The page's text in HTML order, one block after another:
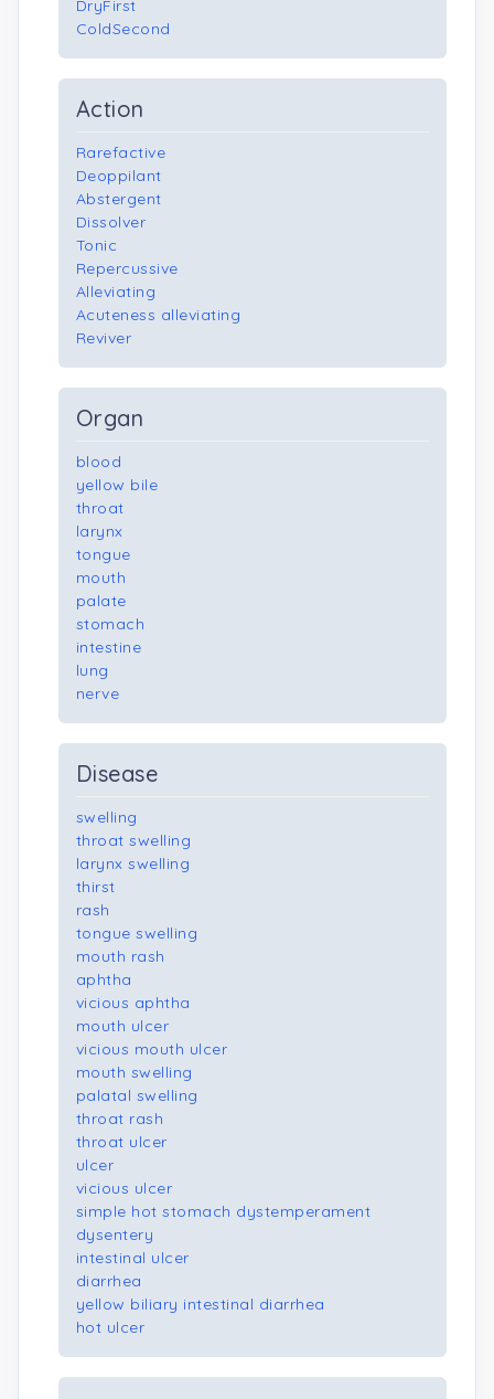
DryFirst
ColdSecond
Action
Rarefactive
Deoppilant
Abstergent
Dissolver
Tonic
Repercussive
Alleviating
Acuteness alleviating
Reviver
Organ
blood
yellow bile
throat
larynx
tongue
mouth
palate
stomach
intestine
lung
nerve
Disease
swelling
throat swelling
larynx swelling
thirst
rash
tongue swelling
mouth rash
aphtha
vicious aphtha
mouth ulcer
vicious mouth ulcer
mouth swelling
palatal swelling
throat rash
throat ulcer
ulcer
vicious ulcer
simple hot stomach dystemperament
dysentery
intestinal ulcer
diarrhea
yellow biliary intestinal diarrhea
hot ulcer